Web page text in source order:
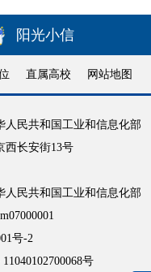
阳光小信
直属高校 网站地图
人民共和国工业和信息化部
西长安街13号
人民共和国工业和信息化部
号-2
号